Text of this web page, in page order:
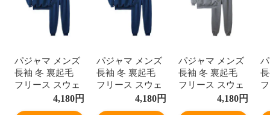
パジャマ メンズ
長袖 冬 裏起毛
フリース スウェ
ット スエット ジ
ャージ 上下 あっ
4,180円
パジャマ メンズ
長袖 冬 裏起毛
フリース スウェ
ット スエット ジ
ャージ 上下 あっ
4,180円
パジャマ メンズ
長袖 冬 裏起毛
フリース スウェ
ット スエット ジ
ャージ 上下 あっ
4,180円